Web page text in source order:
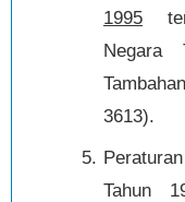
1995
Negara
3613).
Tahun